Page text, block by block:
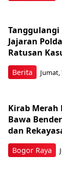
Berita
Tanggulangi
Jajaran
Ratusan
Jumat,
Bogor Raya
Kirab Merah
Bawa
dan